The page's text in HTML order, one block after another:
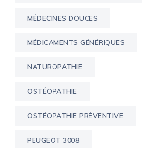
MÉDECINES DOUCES
MÉDICAMENTS GÉNÉRIQUES
NATUROPATHIE
OSTÉOPATHIE
OSTÉOPATHIE PRÉVENTIVE
PEUGEOT 3008